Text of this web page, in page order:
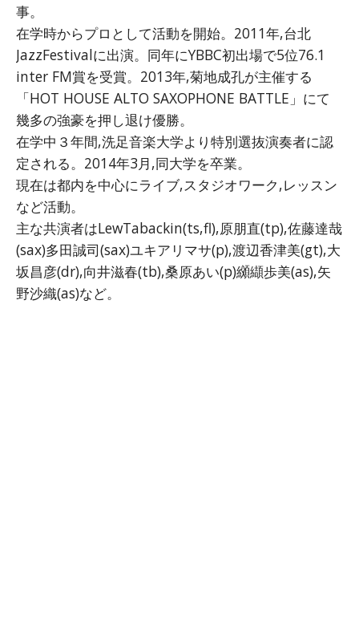
事。
在学時からプロとして活動を開始。2011年,台北
JazzFestivalに出演。 同年にYBBC初出場で5位76.1
inter FM賞を受賞。2013年,菊地成孔が主催する
「HOT HOUSE ALTO SAXOPHONE BATTLE」にて
幾多の強豪を押し退け優勝。
在学中３年間,洗足音楽大学より特別選抜演奏者に認
定される。2014年3月,同大学を卒業。
現在は都内を中心にライブ,スタジオワーク,レッスン
など活動。
主な共演者はLewTabackin(ts,fl),原朋直(tp),佐藤達哉
(sax)多田誠司(sax)ユキアリマサ(p),渡辺香津美(gt),大
坂昌彦(dr),向井滋春(tb),桑原あい(p)纐纈歩美(as),矢
野沙織(as)など。